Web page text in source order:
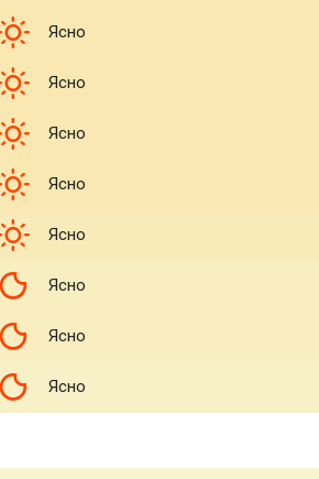
Ясно
Ясно
Ясно
Ясно
Ясно
Ясно
Ясно
Ясно